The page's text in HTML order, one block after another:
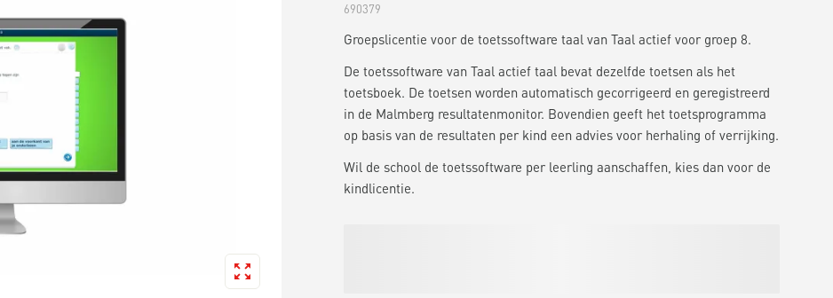
690379
Groepslicentie voor de toetssoftware taal van Taal actief voor groep 8.
De toetssoftware van Taal actief taal bevat dezelfde toetsen als het
toetsboek. De toetsen worden automatisch gecorrigeerd en geregistreerd
in de Malmberg resultatenmonitor. Bovendien geeft het toetsprogramma
op basis van de resultaten per kind een advies voor herhaling of verrijking.
Wil de school de toetssoftware per leerling aanschaffen, kies dan voor de
kindlicentie.